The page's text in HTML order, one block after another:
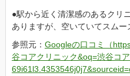
駅から近く清潔感のあるクリ
ありますが、空いていてスムー
参照元： Googleの口コミ（
谷コアクリニック&oq=渋谷コ